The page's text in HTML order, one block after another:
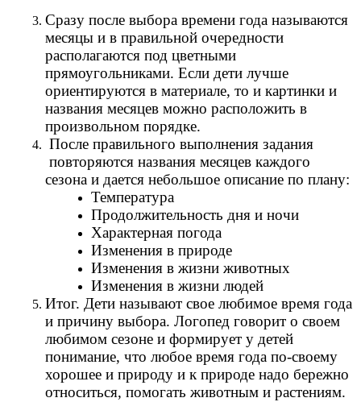
Сразу после выбора времени года называются
месяцы и в правильной очередности
располагаются под цветными
прямоугольниками. Если дети лучше
ориентируются в материале, то и картинки и
названия месяцев можно расположить в
произвольном порядке.
После правильного выполнения задания
повторяются названия месяцев каждого
сезона и дается небольшое описание по плану:
Температура
Продолжительность дня и ночи
Характерная погода
Изменения в природе
Изменения в жизни животных
Изменения в жизни людей
Итог. Дети называют свое любимое время года
и причину выбора. Логопед говорит о своем
любимом сезоне и формирует у детей
понимание, что любое время года по-своему
хорошее и природу и к природе надо бережно
относиться, помогать животным и растениям.